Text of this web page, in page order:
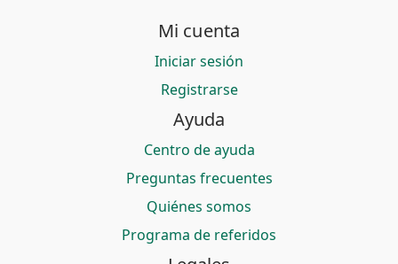
Mi cuenta
Iniciar sesión
Registrarse
Ayuda
Centro de ayuda
Preguntas frecuentes
Quiénes somos
Programa de referidos